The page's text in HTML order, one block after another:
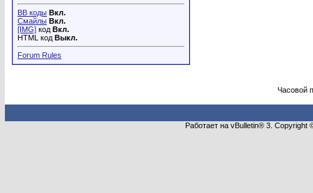
BB коды Вкл.
Смайлы Вкл.
[IMG] код Вкл.
HTML код Выкл.
Forum Rules
Часовой
Работает на vBulletin® 3.